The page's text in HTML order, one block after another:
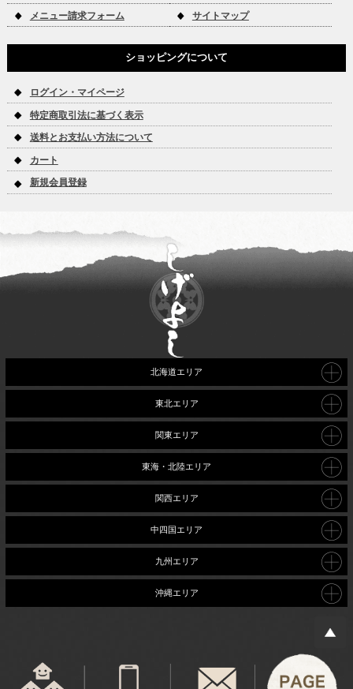
メニュー請求フォーム サイトマップ
ショッピングについて
ログイン・マイページ
特定商取引法に基づく表示
送料とお支払い方法について
カート
新規会員登録
北海道エリア
東北エリア
関東エリア
東海・北陸エリア
関西エリア
中四国エリア
九州エリア
沖縄エリア